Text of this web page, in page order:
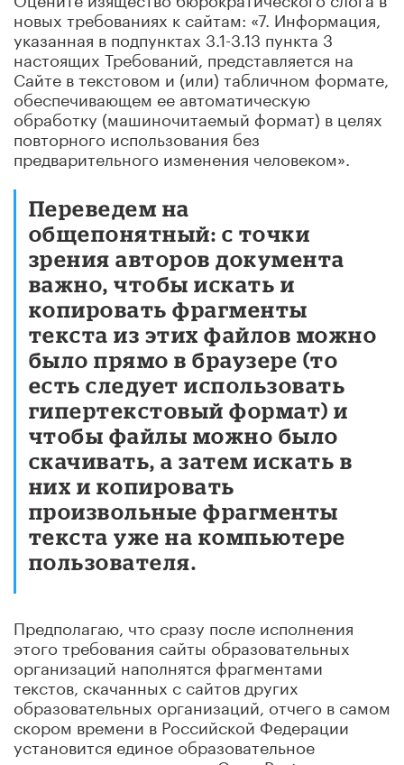
новых требованиях к сайтам: «7. Информация,
указанная в подпунктах 3.1-3.13 пункта 3
настоящих Требований, представляется на
Сайте в текстовом и (или) табличном формате,
обеспечивающем ее автоматическую
обработку (машиночитаемый формат) в целях
повторного использования без
предварительного изменения человеком».
Переведем на
общепонятный: с точки
зрения авторов документа
важно, чтобы искать и
копировать фрагменты
текста из этих файлов можно
было прямо в браузере (то
есть следует использовать
гипертекстовый формат) и
чтобы файлы можно было
скачивать, а затем искать в
них и копировать
произвольные фрагменты
текста уже на компьютере
пользователя.
Предполагаю, что сразу после исполнения
этого требования сайты образовательных
организаций наполнятся фрагментами
текстов, скачанных с сайтов других
образовательных организаций, отчего в самом
скором времени в Российской Федерации
установится единое образовательное